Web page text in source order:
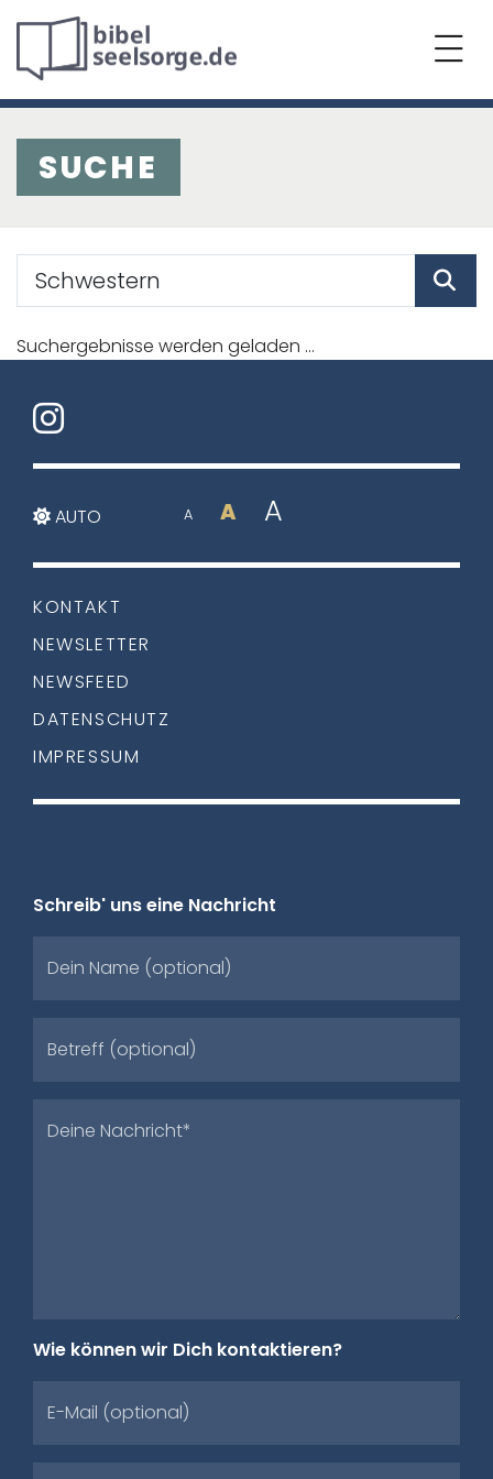
SUCHE
Suchergebnisse werden geladen ...
Schreib' uns eine Nachricht
Dein Name (optional)
Betreff (optional)
Deine Nachricht*
Wie können wir Dich kontaktieren?
E-Mail (optional)
AUTO A A A
KONTAKT
NEWSLETTER
NEWSFEED
DATENSCHUTZ
IMPRESSUM